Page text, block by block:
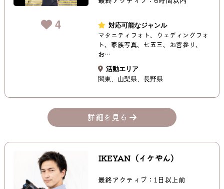
4
対応可能なジャンル
マタニティフォト、ウェディングフォ
ト、家族写真、七五三、お宮参り、
お…
活動エリア
関東
山梨県 長野県
詳細を見る
IKEYAN（イケやん）
最終アクティブ：1日以上前